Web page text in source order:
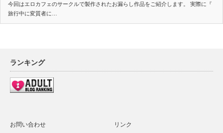
今回はエロカフェのサークルで製作されたお漏らし作品をご紹介します。 実際に『
旅行中に変質者に…
ランキング
お問い合わせ リンク